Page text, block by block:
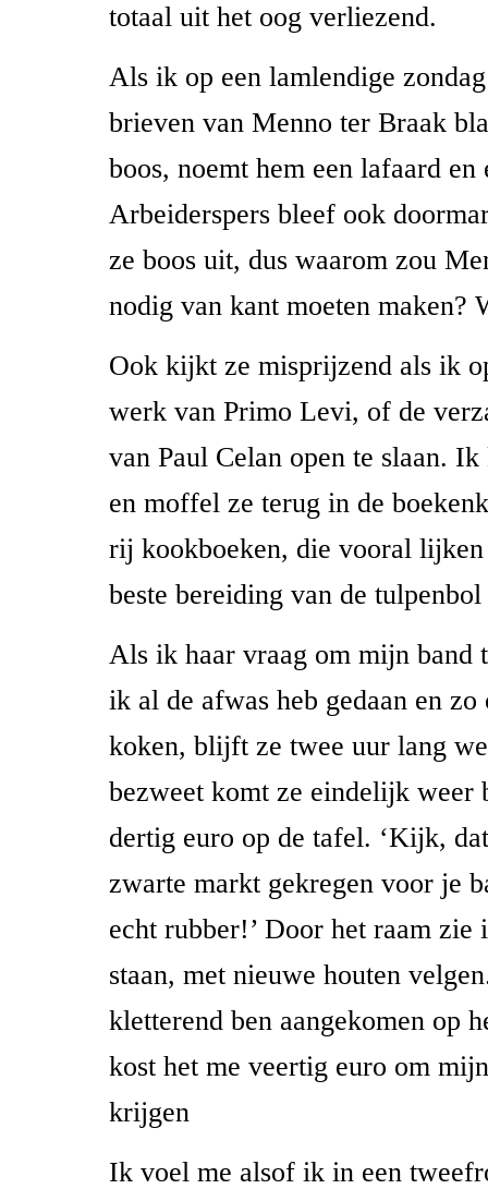
totaal uit het oog verliezend.
Als ik op een lamlendige
brieven van Menno ter Braak
boos, noemt hem een lafaard en
Arbeiderspers bleef ook
ze boos uit, dus waarom zou
nodig van kant moeten maken?
Ook kijkt ze misprijzend als ik
werk van Primo Levi, of de
van Paul Celan open te slaan.
en moffel ze terug in de
rij kookboeken, die vooral lijken
beste bereiding van de
Als ik haar vraag om mijn band
ik al de afwas heb gedaan en zo
koken, blijft ze twee uur lang
bezweet komt ze eindelijk weer
dertig euro op de tafel. ‘Kijk,
zwarte markt gekregen voor je
echt rubber!’ Door het raam
staan, met nieuwe houten
kletterend ben aangekomen op
kost het me veertig euro om
krijgen
Ik voel me alsof ik in een